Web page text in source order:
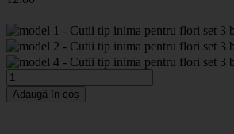
Adaugă în coș